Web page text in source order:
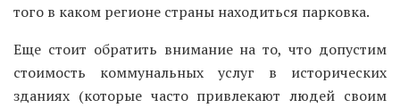
того в каком регионе страны находиться парковка.
Еще стоит обратить внимание на то, что допустим
стоимость коммунальных услуг в исторических
зданиях (которые часто привлекают людей своим